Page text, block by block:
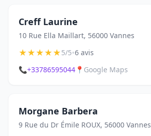
Creff Laurine
10 Rue Ella Maillart, 56000 Vannes
★★★★★5/5•6 avis
📞+33786595044 📍 Google Maps
Morgane Barbera
9 Rue du Dr Émile ROUX, 56000 Vannes